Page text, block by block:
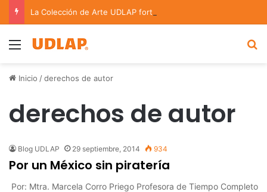
Menu
Inicio /derechos de autor
derechos de autor
Blog UDLAP 29 septiembre, 2014 934
Por un México sin piratería
Por: Mtra. Marcela Corro Priego Profesora de Tiempo Completo